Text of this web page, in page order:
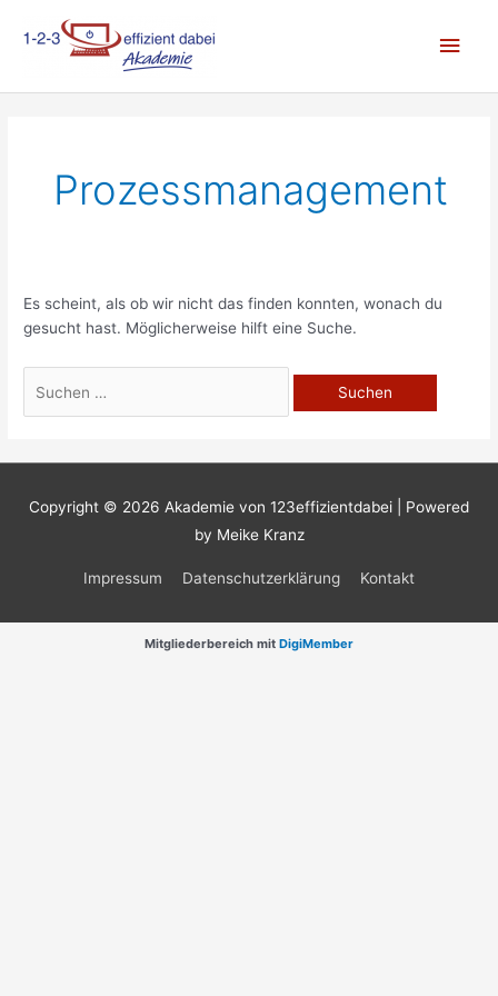
Inhalt
Prozessmanagement
Es scheint, als ob wir nicht das finden konnten, wonach du
gesucht hast. Möglicherweise hilft eine Suche.
nach:
Copyright © 2026 Akademie von 123effizientdabei | Powered
by Meike Kranz
Impressum Datenschutzerklärung Kontakt
Mitgliederbereich mit DigiMember